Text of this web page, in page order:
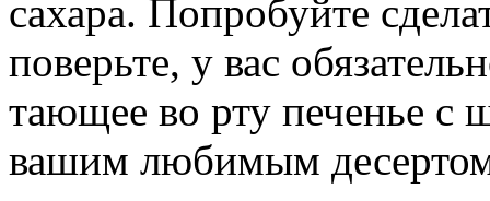
сахара. Попробуйте
поверьте, у вас
тающее во рту печенье с
вашим любимым